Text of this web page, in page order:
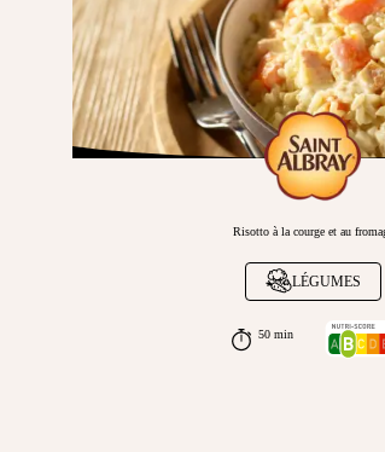
Risotto à la courge et au
LÉGUMES
50 min